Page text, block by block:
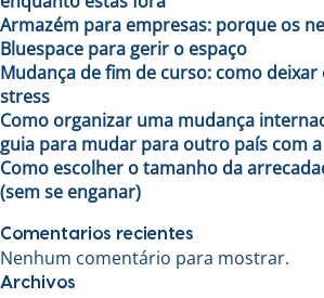
Armazém para empresas: porque os
Bluespace para gerir o espaço
Mudança de fim de curso: como
stress
Como organizar uma mudança
guia para mudar para outro país com
Como escolher o tamanho da
(sem se enganar)
Comentarios recientes
Nenhum comentário para mostrar.
Archivos